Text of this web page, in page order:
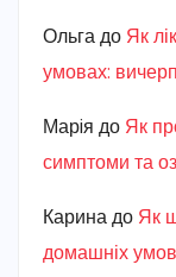
Ольга до Як
умовах:
Марiя до Як
симптоми та
Карина до Як
домашніх